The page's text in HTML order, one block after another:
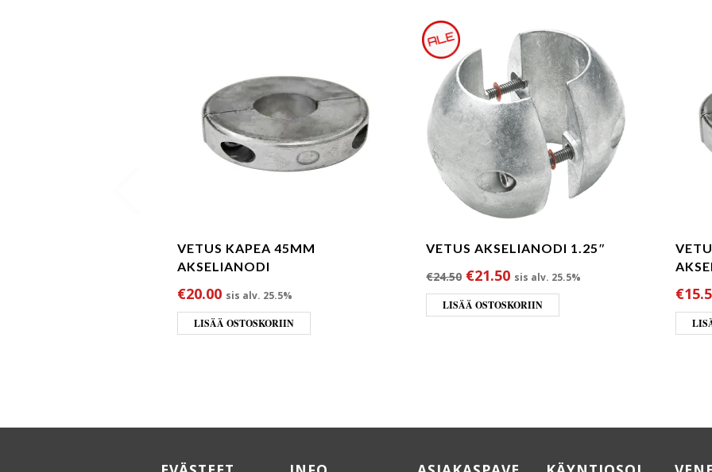
VETUS KAPEA 45MM
AKSELIANODI
€20.00 sis alv. 25.5%
LISÄÄ OSTOSKORIIN
VETUS AKSELIANODI 1.25″
€24.50 Alkuperäinen hinta oli: €24.50.
€21.50Nykyinen hinta on: €21.50.
sis alv. 25.5%
LISÄÄ OSTOSKORIIN
€